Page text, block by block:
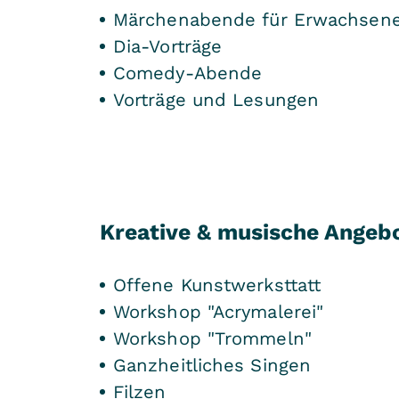
Märchenabende für
Dia-Vorträge
Comedy-Abende
Vorträge und Lesungen
Kreative & musische
Offene Kunstwerksttatt
Workshop "Acrymalerei"
Workshop "Trommeln"
Ganzheitliches Singen
Filzen